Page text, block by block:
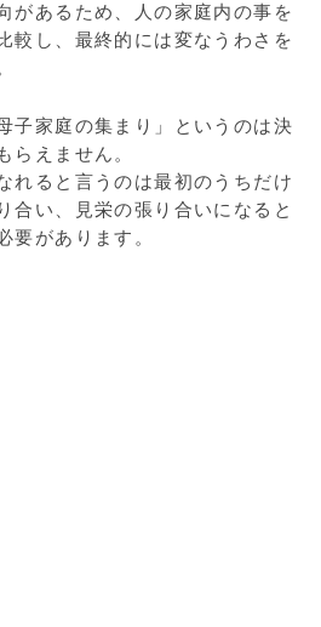
があるため、人の家庭内の事を
較し、最終的には変なうわさを
子家庭の集まり」というのは決
らえません。
れると言うのは最初のうちだけ
合い、見栄の張り合いになると
要があります。